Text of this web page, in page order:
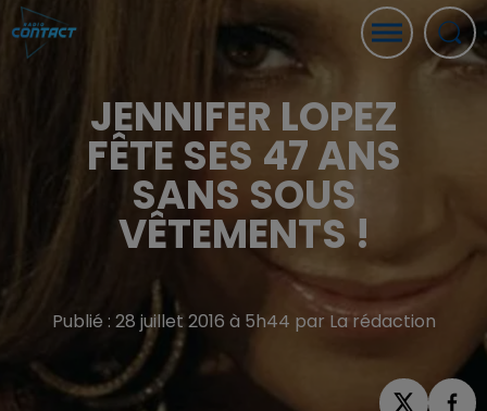
JENNIFER LOPEZ
FÊTE SES 47 ANS
SANS SOUS
VÊTEMENTS !
Publié : 28 juillet 2016 à 5h44 par La rédaction